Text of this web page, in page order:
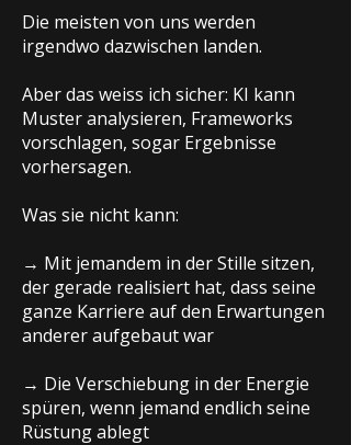
Die meisten von uns werden
irgendwo dazwischen landen.
Aber das weiss ich sicher: KI kann
Muster analysieren, Frameworks
vorschlagen, sogar Ergebnisse
vorhersagen.
Was sie nicht kann:
→ Mit jemandem in der Stille sitzen,
der gerade realisiert hat, dass seine
ganze Karriere auf den Erwartungen
anderer aufgebaut war
→ Die Verschiebung in der Energie
spüren, wenn jemand endlich seine
Rüstung ablegt